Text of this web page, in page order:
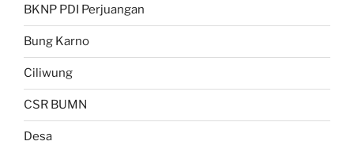
BKNP PDI Perjuangan
Bung Karno
Ciliwung
CSR BUMN
Desa